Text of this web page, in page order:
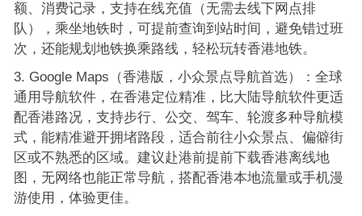
额、消费记录，支持在线充值（无需去线下网点排
队），乘坐地铁时，可提前查询到站时间，避免错过班
次，还能规划地铁换乘路线，轻松玩转香港地铁。
Google Maps（香港版，小众景点导航首选）：全球
通用导航软件，在香港定位精准，比大陆导航软件更适
配香港路况，支持步行、公交、驾车、轮渡多种导航模
式，能精准避开拥堵路段，适合前往小众景点、偏僻街
区或不熟悉的区域。建议赴港前提前下载香港离线地
图，无网络也能正常导航，搭配香港本地流量或手机漫
游使用，体验更佳。